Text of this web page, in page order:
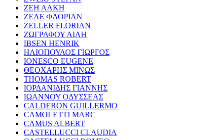
ΖΕΗ ΑΛΚΗ
ΖΕΛΕ ΦΛΟΡΙΑΝ
ZELLER FLORIAN
ΖΩΓΡΑΦΟΥ ΛΙΛΗ
IBSEN HENRIK
ΗΛΙΟΠΟΥΛΟΣ ΓΙΩΡΓΟΣ
IONESCO EUGENE
ΘΕΟΧΑΡΗΣ ΜΙΝΩΣ
THOMAS ROBERT
ΙΟΡΔΑΝΙΔΗΣ ΓΙΑΝΝΗΣ
ΙΩΑΝΝΟΥ ΟΔΥΣΣΕΑΣ
CALDERON GUILLERMO
CAMOLETTI MARC
CAMUS ALBERT
CASTELLUCCI CLAUDIA